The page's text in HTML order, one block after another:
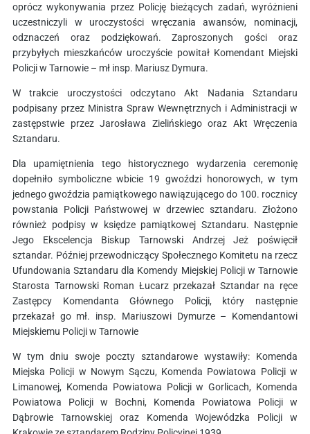
oprócz wykonywania przez Policję bieżących zadań, wyróżnieni
uczestniczyli w uroczystości wręczania awansów, nominacji,
odznaczeń oraz podziękowań. Zaproszonych gości oraz
przybyłych mieszkańców uroczyście powitał Komendant Miejski
Policji w Tarnowie – mł insp. Mariusz Dymura.
W trakcie uroczystości odczytano Akt Nadania Sztandaru
podpisany przez Ministra Spraw Wewnętrznych i Administracji w
zastępstwie przez Jarosława Zielińskiego oraz Akt Wręczenia
Sztandaru.
Dla upamiętnienia tego historycznego wydarzenia ceremonię
dopełniło symboliczne wbicie 19 gwoździ honorowych, w tym
jednego gwoździa pamiątkowego nawiązującego do 100. rocznicy
powstania Policji Państwowej w drzewiec sztandaru. Złożono
również podpisy w księdze pamiątkowej Sztandaru. Następnie
Jego Ekscelencja Biskup Tarnowski Andrzej Jeż poświęcił
sztandar. Później przewodniczący Społecznego Komitetu na rzecz
Ufundowania Sztandaru dla Komendy Miejskiej Policji w Tarnowie
Starosta Tarnowski Roman Łucarz przekazał Sztandar na ręce
Zastępcy Komendanta Głównego Policji, który następnie
przekazał go mł. insp. Mariuszowi Dymurze – Komendantowi
Miejskiemu Policji w Tarnowie
W tym dniu swoje poczty sztandarowe wystawiły: Komenda
Miejska Policji w Nowym Sączu, Komenda Powiatowa Policji w
Limanowej, Komenda Powiatowa Policji w Gorlicach, Komenda
Powiatowa Policji w Bochni, Komenda Powiatowa Policji w
Dąbrowie Tarnowskiej oraz Komenda Wojewódzka Policji w